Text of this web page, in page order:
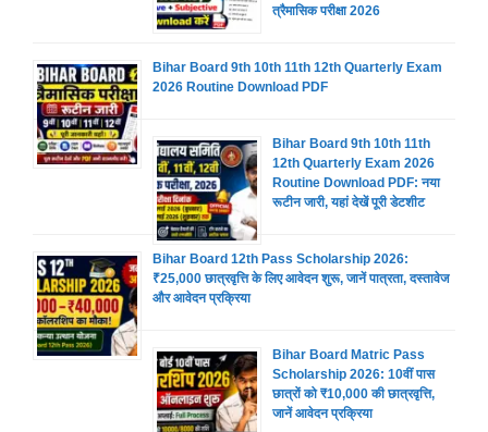
त्रैमासिक परीक्षा 2026
Bihar Board 9th 10th 11th 12th Quarterly Exam
2026 Routine Download PDF
Bihar Board 9th 10th 11th
12th Quarterly Exam 2026
Routine Download PDF: नया
रूटीन जारी, यहां देखें पूरी डेटशीट
Bihar Board 12th Pass Scholarship 2026:
₹25,000 छात्रवृत्ति के लिए आवेदन शुरू, जानें पात्रता, दस्तावेज
और आवेदन प्रक्रिया
Bihar Board Matric Pass
Scholarship 2026: 10वीं पास
छात्रों को ₹10,000 की छात्रवृत्ति,
जानें आवेदन प्रक्रिया